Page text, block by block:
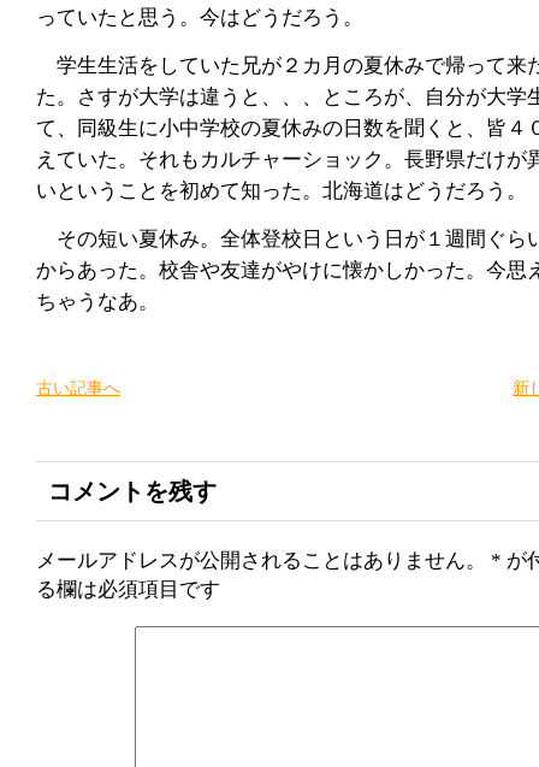
っていたと思う。今はどうだろう。
学生生活をしていた兄が２カ月の夏休みで帰って来
た。さすが大学は違うと、、、ところが、自分が大学
て、同級生に小中学校の夏休みの日数を聞くと、皆４
えていた。それもカルチャーショック。長野県だけが
いということを初めて知った。北海道はどうだろう。
その短い夏休み。全体登校日という日が１週間ぐら
からあった。校舎や友達がやけに懐かしかった。今思
ちゃうなあ。
古い記事へ 新
コメントを残す
メールアドレスが公開されることはありません。 * が
る欄は必須項目です